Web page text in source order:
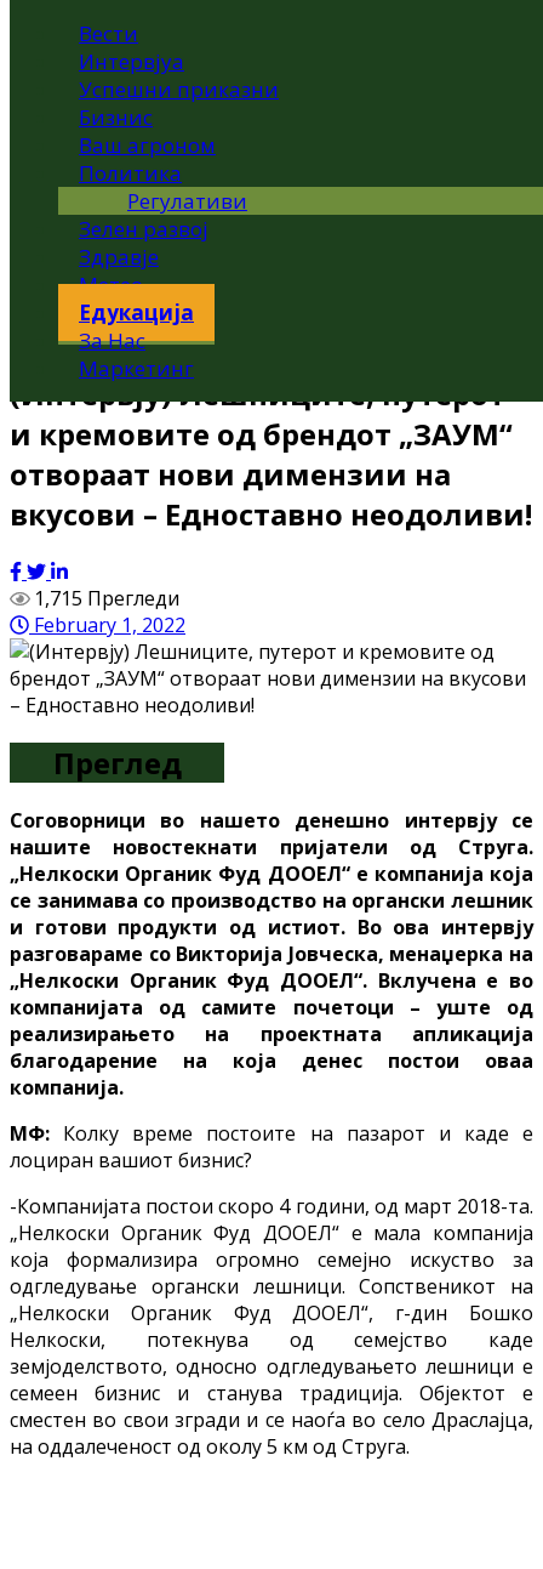
Вести
Интервјуа
Успешни приказни
Бизнис
Ваш агроном
Политика
Регулативи
Зелен развој
Здравје
Метео
Едукација
За Нас
Маркетинг
(Интервју) Лешниците, путерот
и кремовите од брендот „ЗАУМ“
отвораат нови димензии на
вкусови – Едноставно неодоливи!
1,715 Прегледи
February 1, 2022
Преглед
Соговорници во нашето денешно интервју се
нашите новостекнати пријатели од Струга.
„Нелкоски Органик Фуд ДООЕЛ“ е компанија која
се занимава со производство на органски лешник
и готови продукти од истиот. Во ова интервју
разговараме со Викторија Јовческа, менаџерка на
„Нелкоски Органик Фуд ДООЕЛ“. Вклучена е во
компанијата од самите почетоци – уште од
реализирањето на проектната апликација
благодарение на која денес постои оваа
компанија.
МФ: Колку време постоите на пазарот и каде е
лоциран вашиот бизнис?
-Компанијата постои скоро 4 години, од март 2018-та.
„Нелкоски Органик Фуд ДООЕЛ“ е мала компанија
која формализира огромно семејно искуство за
одгледување органски лешници. Сопственикот на
„Нелкоски Органик Фуд ДООЕЛ“, г-дин Бошко
Нелкоски, потекнува од семејство каде
земјоделството, односно одгледувањето лешници е
семеен бизнис и станува традиција. Објектот е
сместен во свои згради и се наоѓа во село Драслајца,
на оддалеченост од околу 5 км од Струга.